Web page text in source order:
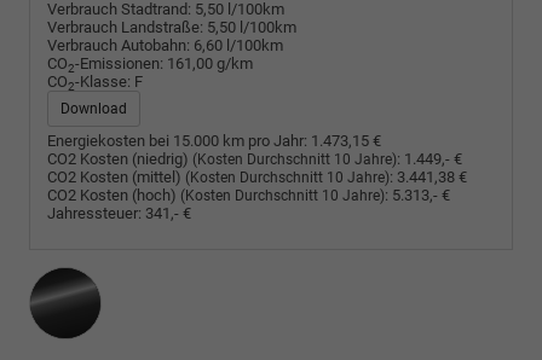
Verbrauch Stadtrand: 5,50 l/100km
Verbrauch Landstraße: 5,50 l/100km
Verbrauch Autobahn: 6,60 l/100km
CO2-Emissionen: 161,00 g/km
CO2-Klasse: F
Download
Energiekosten bei 15.000 km pro Jahr: 1.473,15 €
CO2 Kosten (niedrig) (Kosten Durchschnitt 10 Jahre): 1.449,- €
CO2 Kosten (mittel) (Kosten Durchschnitt 10 Jahre): 3.441,38 €
CO2 Kosten (hoch) (Kosten Durchschnitt 10 Jahre): 5.313,- €
Jahressteuer: 341,- €